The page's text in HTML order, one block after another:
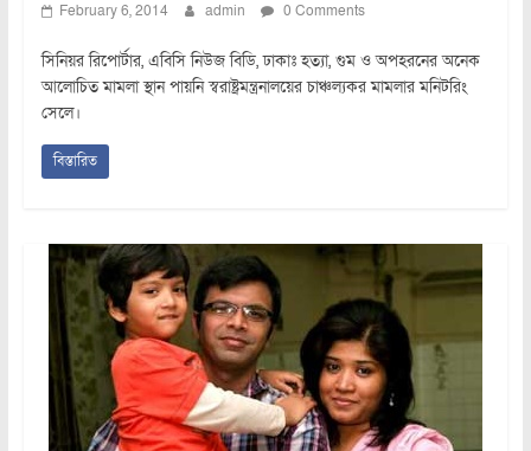
February 6, 2014 admin 0 Comments
সিনিয়র রিপোর্টার, এবিসি নিউজ বিডি, ঢাকাঃ হত্যা, গুম ও অপহরনের অনেক
আলোচিত মামলা স্থান পায়নি স্বরাষ্ট্রমন্ত্রনালয়ের চাঞ্চল্যকর মামলার মনিটরিং
সেলে।
বিস্তারিত